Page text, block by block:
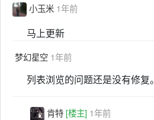
小玉米 1年前
马上更新
梦幻星空 1年前
列表浏览的问题还是没有修复。
肯特 [楼主] 1年前